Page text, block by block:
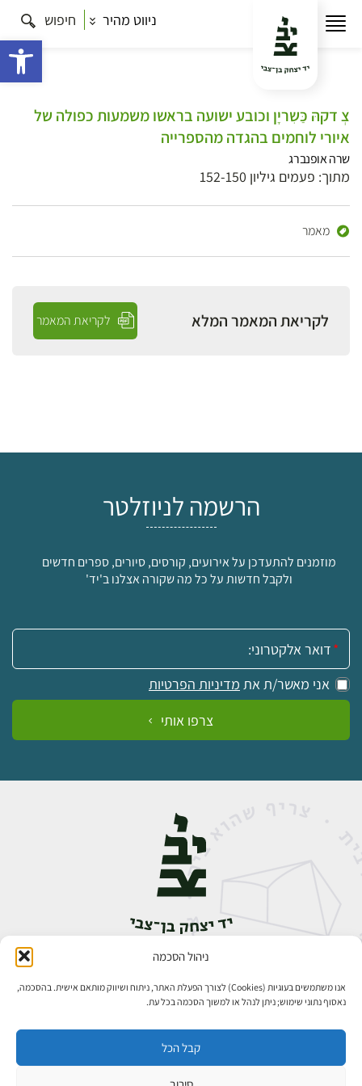
ניהול הסכמה
אנו משתמשים בעוגיות (Cookies) לצורך הפעלת האתר, ניתוח ושיווק מותאם אישית. בהסכמה,
נאסוף נתוני שימוש; ניתן לנהל או למשוך הסכמה בכל עת.
קבל הכל
ניווט מהיר חיפוש
צְ דקהּ כַּשִריָן וכובע ישועה בראשו משמעות כפולה של
איורי לוחמים בהגדה מהספרייה
שרה אופנברג
מתוך: פעמים גיליון 152-150
מאמר
לקריאת המאמר המלא לקריאת המאמר
הרשמה לניוזלטר
מוזמנים להתעדכן על אירועים, קורסים, סיורים, ספרים חדשים
ולקבל חדשות על כל מה שקורה אצלנו ב'יד'
אימייל:
אני מאשר/ת את מדיניות הפרטיות
צרפו אותי
אבן גבירול 14, רחביה, ירושלים